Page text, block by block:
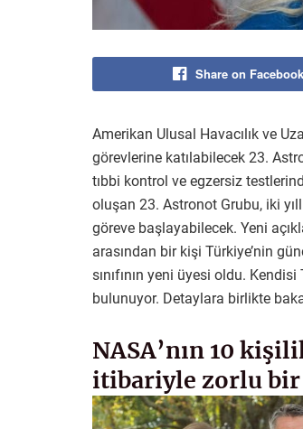
Share on Facebook
Amerikan Ulusal Havacılık ve
görevlerine katılabilecek 23.
tıbbi kontrol ve egzersiz
oluşan 23. Astronot Grubu, iki
göreve başlayabilecek. Yeni
arasından bir kişi Türkiye’nin
sınıfının yeni üyesi oldu.
bulunuyor. Detaylara birlikte
NASA’nın 10
itibariyle zorlu bir